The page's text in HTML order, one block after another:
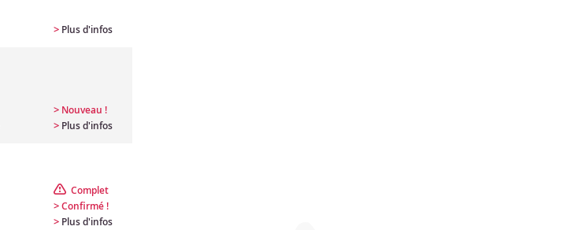
> Plus d'infos
> Nouveau !
> Plus d'infos
Complet
>Confirmé !
> Plus d'infos